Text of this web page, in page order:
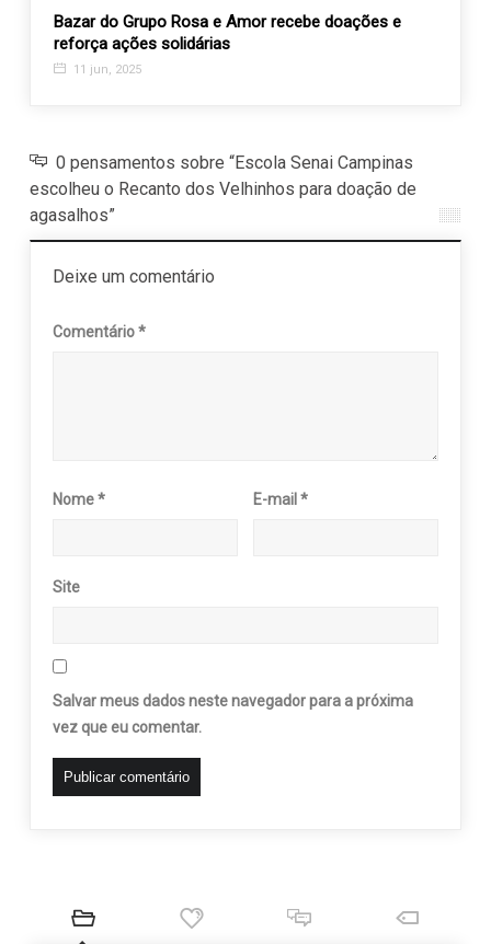
Bazar do Grupo Rosa e Amor recebe doações e
reforça ações solidárias
11 jun, 2025
0 pensamentos sobre “Escola Senai Campinas
escolheu o Recanto dos Velhinhos para doação de
agasalhos”
Deixe um comentário
Comentário*
Nome* E-mail*
Site
Salvar meus dados neste navegador para a próxima
vez que eu comentar.